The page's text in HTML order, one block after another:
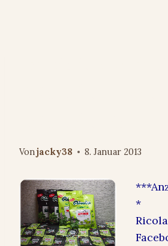
Vonjacky38 8. Januar 2013
*